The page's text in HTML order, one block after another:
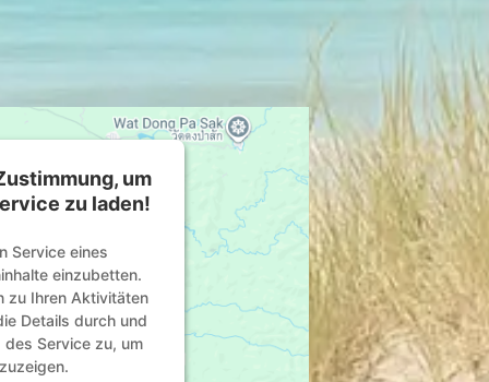
um
zu laden!
Service eines
einzubetten.
zu Ihren Aktivitäten
Details durch und
Service zu, um